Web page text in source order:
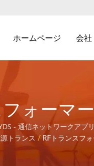
ホームページ 会社
ォーマ
ントと
- 通信ネットワークアプ
トランス / RFトランスフ